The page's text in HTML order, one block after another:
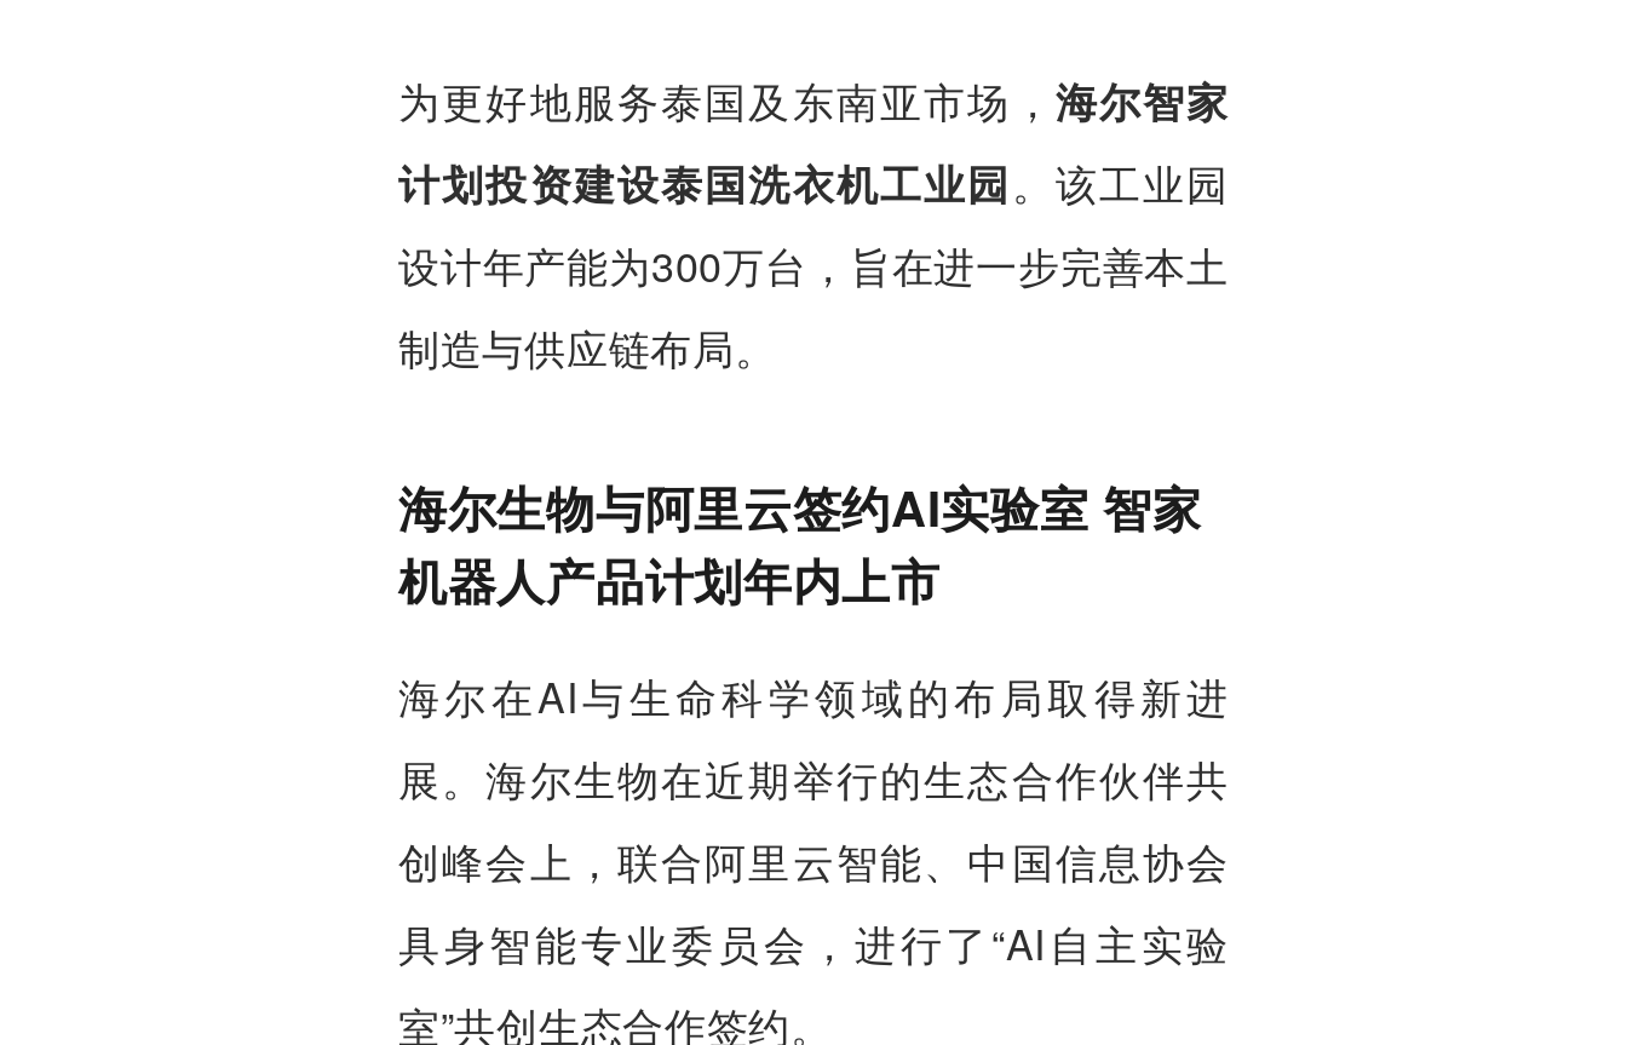
为更好地服务泰国及东南亚市场， 海尔智家
计划投资建设泰国洗衣机工业园。该工业园
设计年产能为300万台，旨在进一步完善本土
制造与供应链布局。
海尔生物与阿里云签约AI实验室 智家
机器人产品计划年内上市
海尔在AI与生命科学领域的布局取得新进
展。海尔生物在近期举行的生态合作伙伴共
创峰会上，联合阿里云智能、中国信息协会
具身智能专业委员会，进行了“AI自主实验
室”共创生态合作签约。